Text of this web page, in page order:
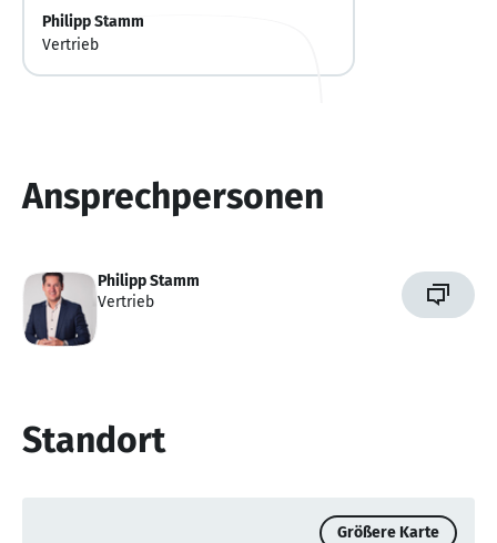
Philipp Stamm
Vertrieb
Ansprechpersonen
Philipp Stamm
Vertrieb
Standort
Größere Karte